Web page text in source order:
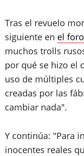
Tras el revuelo
siguiente en el
muchos trolls
por qué se hizo el
uso de múltiples
creadas por las
cambiar nada".
Y continúa: "Para
inocentes reales